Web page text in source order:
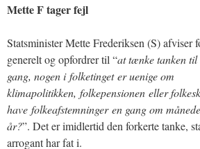
Mette F tager fejl
Statsminister Mette Frederiksen (S) afviser
generelt og opfordrer til “at tænke tanken
gang, nogen ifolketinget er uenige om
klimapolitikken, folkepensionen eller
have folkeafstemninger en gang om
år?”. Det er imidlertid den forkerte tanke,
arrogant har fat i.